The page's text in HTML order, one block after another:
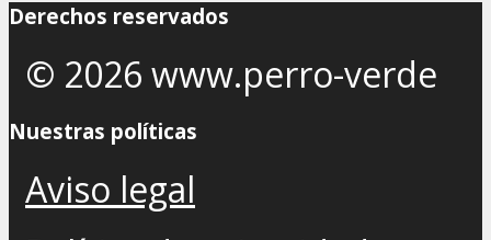
Derechos reservados
© 2026 www.perro-verde
Nuestras políticas
Aviso legal